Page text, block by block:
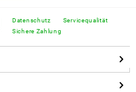
Datenschutz
Sichere Zahlung
Servicequalität